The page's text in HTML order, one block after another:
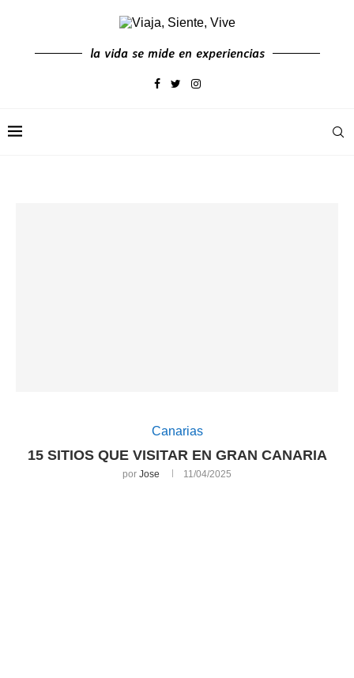
la vida se mide en experiencias
Canarias
15 SITIOS QUE VISITAR EN GRAN CANARIA
por Jose 11/04/2025